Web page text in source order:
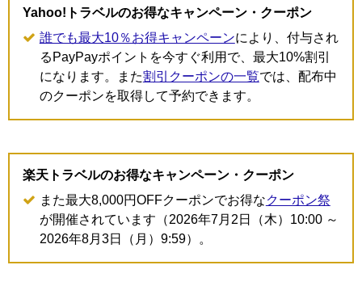
Yahoo!トラベルのお得なキャンペーン・クーポン
誰でも最大10％お得キャンペーンにより、付与され
るPayPayポイントを今すぐ利用で、最大10%割引
になります。また割引クーポンの一覧では、配布中
のクーポンを取得して予約できます。
楽天トラベルのお得なキャンペーン・クーポン
また最大8,000円OFFクーポンでお得なクーポン祭
が開催されています（2026年7月2日（木）10:00 ～
2026年8月3日（月）9:59）。